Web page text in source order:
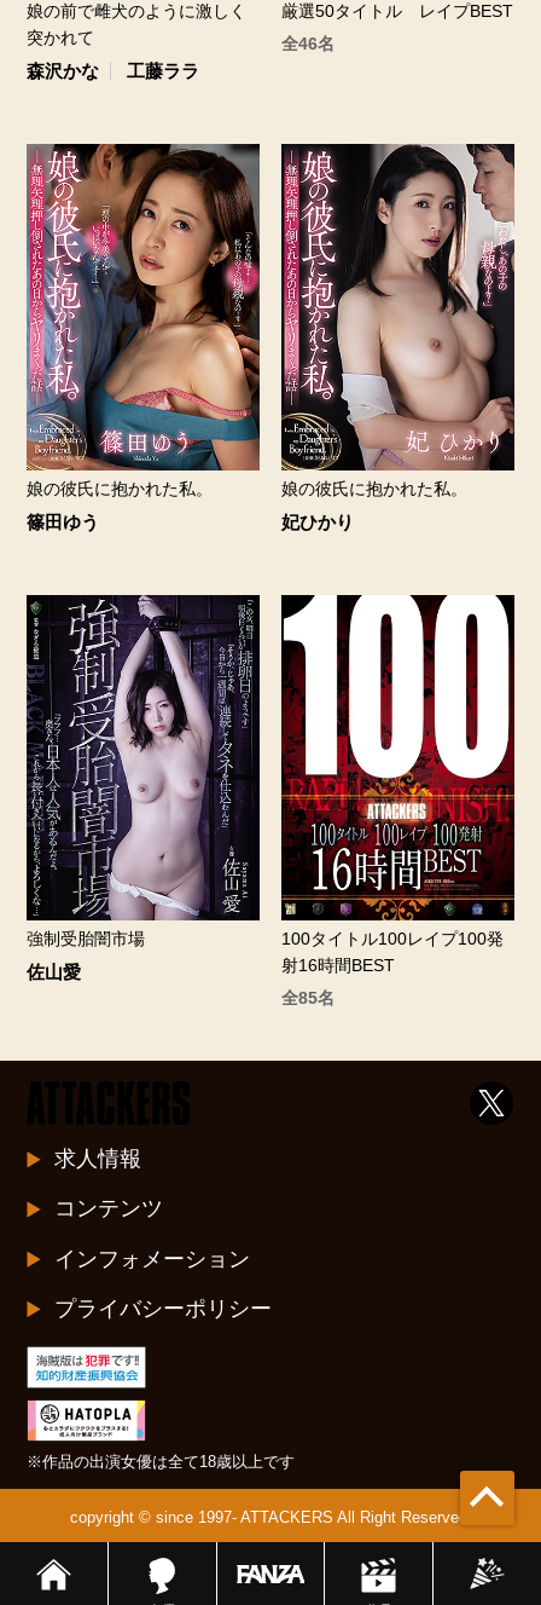
娘の前で雌犬のように激しく
突かれて
森沢かな 工藤ララ
厳選50タイトル レイプBEST
全46名
娘の彼氏に抱かれた私。
篠田ゆう
娘の彼氏に抱かれた私。
妃ひかり
強制受胎闇市場
佐山愛
100タイトル100レイプ100発
射16時間BEST
全85名
求人情報
コンテンツ
インフォメーション
プライバシーポリシー
※作品の出演女優は全て18歳以上です
copyright © since 1997- ATTACKERS All Right Reserved.